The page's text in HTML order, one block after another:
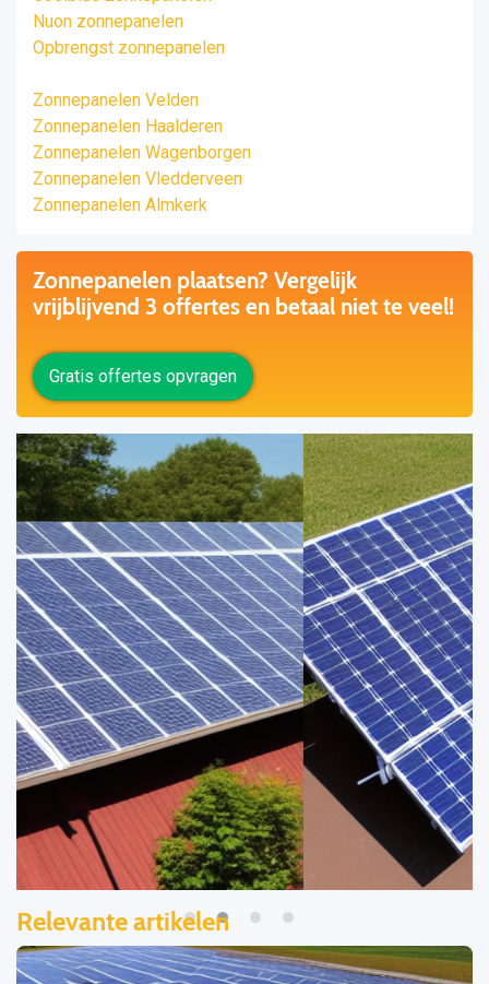
Nuon zonnepanelen
Opbrengst zonnepanelen
Zonnepanelen Velden
Zonnepanelen Haalderen
Zonnepanelen Wagenborgen
Zonnepanelen Vledderveen
Zonnepanelen Almkerk
Zonnepanelen plaatsen? Vergelijk
vrijblijvend 3 offertes en betaal niet te veel!
Gratis offertes opvragen
Relevante artikelen